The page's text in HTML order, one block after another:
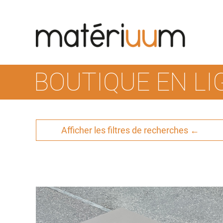
Skip
BOUTIQUE EN
Afficher les filtres de recherches ←